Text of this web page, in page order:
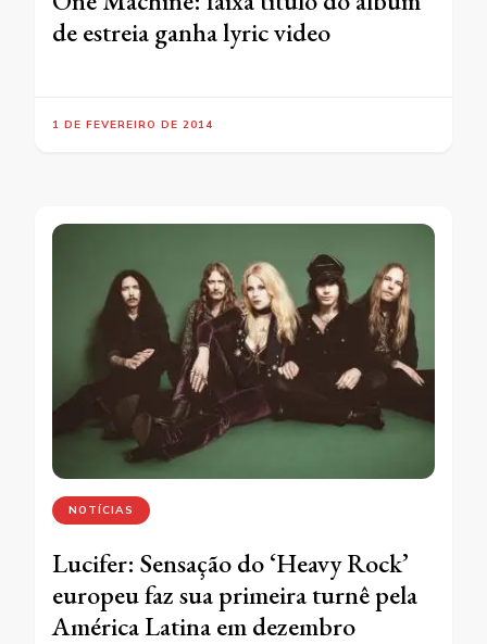
de estreia ganha lyric video
1 DE FEVEREIRO DE 2014
NOTÍCIAS
Lucifer: Sensação do ‘Heavy Rock’
europeu faz sua primeira turnê pela
América Latina em dezembro